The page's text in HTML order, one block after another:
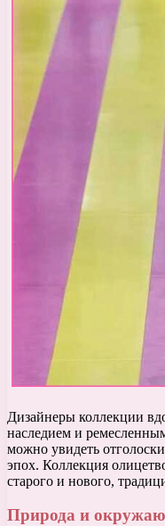
Дизайнеры коллекции
наследием и
можно увидеть
эпох. Коллекция
старого и нового,
Природа и